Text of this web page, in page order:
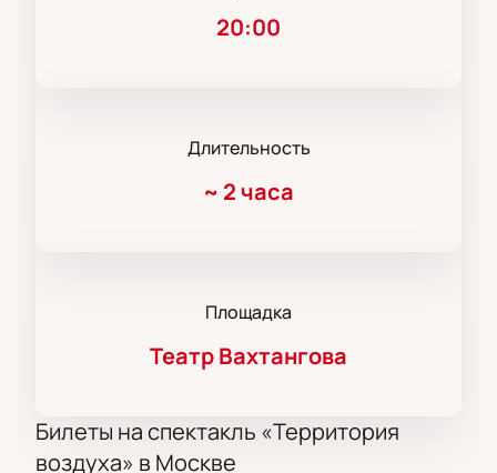
20:00
Длительность
~ 2 часа
Площадка
Театр Вахтангова
Билеты на спектакль «Территория
воздуха» в Москве